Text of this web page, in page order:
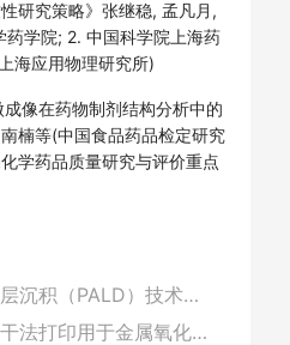
研究策略》张继稳, 孟凡月,
药学院; 2. 中国科学院上海药
海应用物理研究所)
成像在药物制剂结构分析中的
楠等(中国食品药品检定研究
学药品质量研究与评价重点
通量粉末原子层沉积（PALD）技术在工业催化剂中的应用分享
超细纳米粒子干法打印用于金属氧化物气体传感器